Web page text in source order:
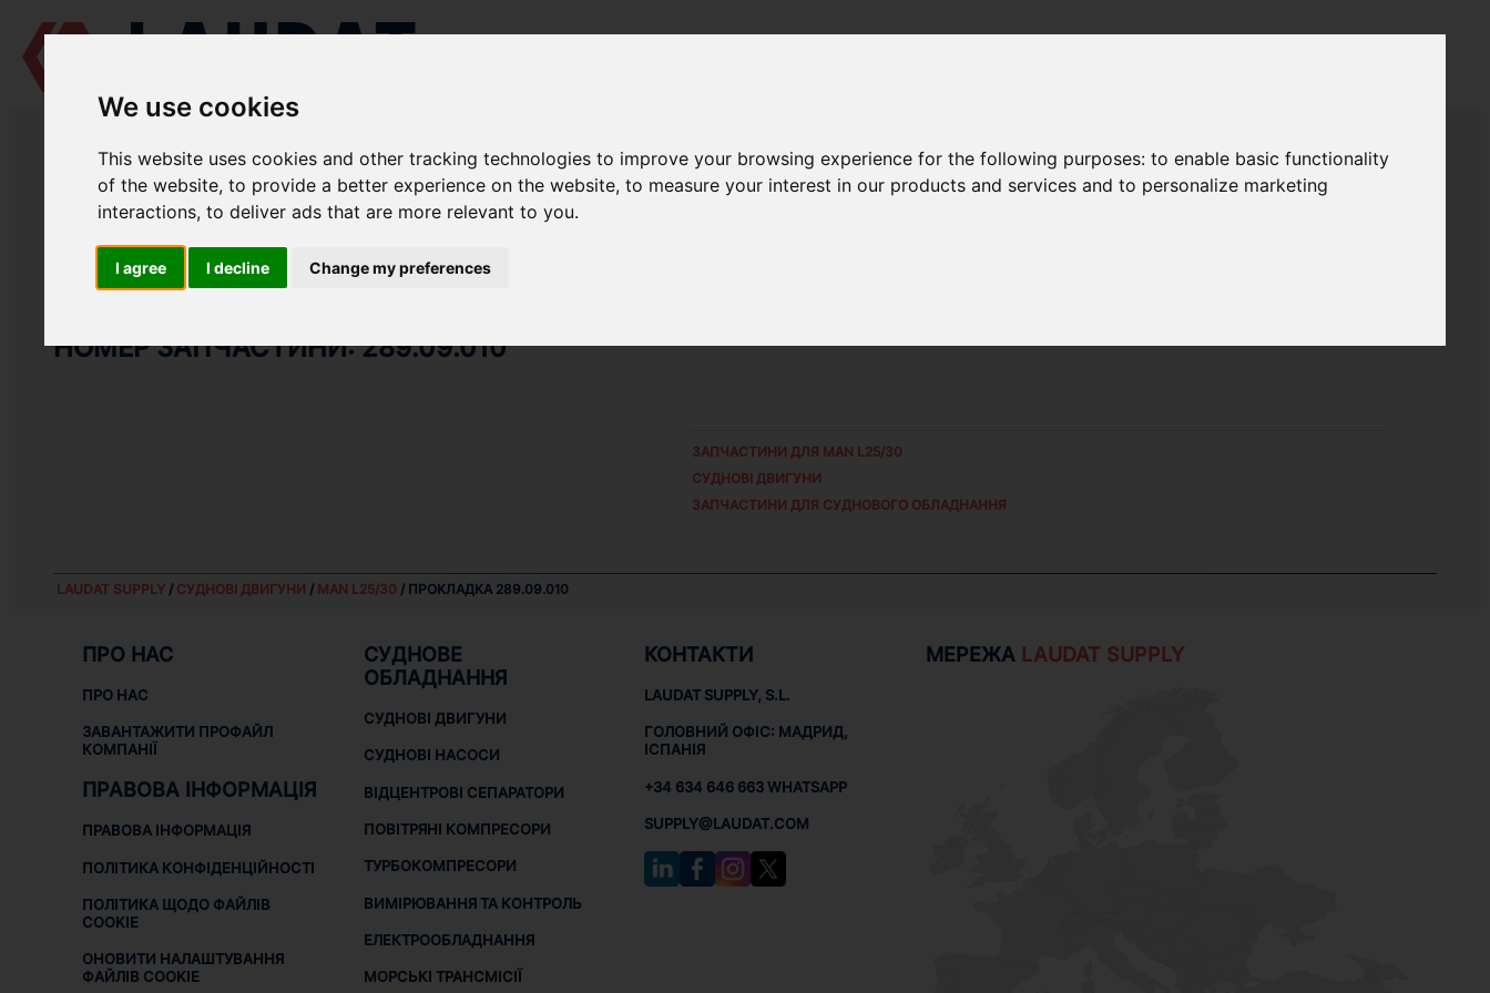
We use cookies
This website uses cookies and other tracking technologies to improve your browsing experience for the following purposes:to enable basic functionality
of the website,to provide a better experience on the website,to measure your interest in our products and services and to personalize marketing
interactions,to deliver ads that are more relevant to you.
I agree I decline Change my preferences
LAUDAT SUPPLY
L25/30
ГРУПА: ВИХЛОПНА ТРУБА
НОМЕР ЗАПЧАСТИНИ: 289.09.010
ЗАПЧАСТИНИ ДЛЯ MAN L25/30
СУДНОВІ ДВИГУНИ
ЗАПЧАСТИНИ ДЛЯ СУДНОВОГО ОБЛАДНАННЯ
LAUDAT SUPPLY/ СУДНОВІ ДВИГУНИ / MAN L25/30 / ПРОКЛАДКА 289.09.010
ПРО НАС
ПРО НАС
ЗАВАНТАЖИТИ ПРОФАЙЛ
КОМПАНІЇ
ПРАВОВА ІНФОРМАЦІЯ
ПРАВОВА ІНФОРМАЦІЯ
ПОЛІТИКА КОНФІДЕНЦІЙНОСТІ
ПОЛІТИКА ЩОДО ФАЙЛІВ
COOKIE
ОНОВИТИ НАЛАШТУВАННЯ
ФАЙЛІВ COOKIE
СУДНОВЕ
ОБЛАДНАННЯ
СУДНОВІ ДВИГУНИ
СУДНОВІ НАСОСИ
ВІДЦЕНТРОВІ СЕПАРАТОРИ
ПОВІТРЯНІ КОМПРЕСОРИ
ТУРБОКОМПРЕСОРИ
ВИМІРЮВАННЯ ТА КОНТРОЛЬ
ЕЛЕКТРООБЛАДНАННЯ
МОРСЬКІ ТРАНСМІСІЇ
КОНТАКТИ
LAUDAT SUPPLY, S.L.
ГОЛОВНИЙ ОФІС: МАДРИД,
ІСПАНІЯ
+34 634 646 663 WHATSAPP
SUPPLY@LAUDAT.COM
МЕРЕЖА LAUDAT SUPPLY